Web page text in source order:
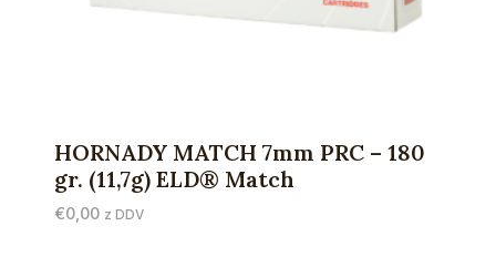
HORNADY MATCH 7mm PRC – 180
gr. (11,7g) ELD® Match
€0,00 z DDV